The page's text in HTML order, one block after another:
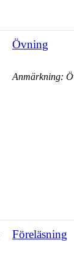
Övning
Anmärkning:
Föreläsning